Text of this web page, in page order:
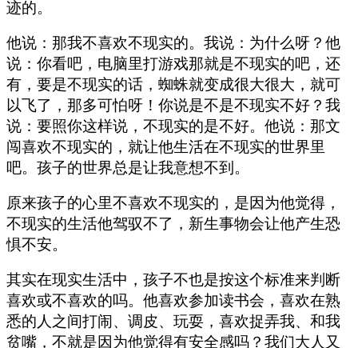
迹的。
他说：那我不喜欢不现实的。我说：为什么呀？他
说：你看吧，电脑里打游戏那就是不现实的吧，还
有，要是不现实的话，蜘蛛就变成很大很大，就可
以飞了，那多可怕呀！你说是不是不现实不好？ 我
说：要照你这样说，不现实的是不好。他说：那文
闯喜欢不现实的，就让他生活在不现实的世界里
吧。孩子的世界总是让我意想不到。
原来孩子的心里不喜欢不现实的，是因为他觉得，
不现实的生活他驾驭不了，新生事物会让他产生恐
惧不安。
其实在现实生活中，孩子不也是按这个标准来判断
喜欢或不喜欢的吗。他喜欢参加读书会，喜欢在熟
悉的人之间打闹、调皮、玩耍，喜欢捉弄我、和我
贫嘴，不就是因为他觉得有安全感吗？我们大人又